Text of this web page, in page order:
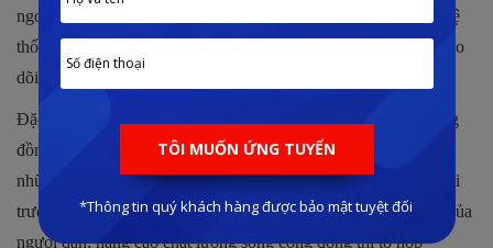
ngoài khu đô thị. Chủ đầu tư Meyland đã tập trung phát triển hệ
thống phòng khám đa khoa đạt tiêu chuẩn quốc tế để có thể theo
dõi và chăm sóc sức khỏe cho tất cả người dân.
Đặc biệt khi nhu cầu khu khám và chăm sóc sức khỏe của cộng
đồng ngày càng trở nên cấp thiết thì trong thời gian vừa qua có
những diễn biến xấu từ dịch bệnh và ảnh hưởng tiêu cực từ môi
trường. Vì vậy để có thể đáp ứng nhu cầu chăm sóc sức khỏe của
người dân, nâng cao chất lượng sống cộng đồng thì tổ hợp